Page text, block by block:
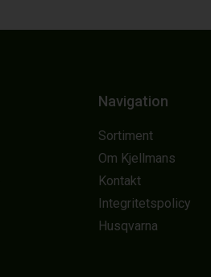
Navigation
Sortiment
Om Kjellmans
Kontakt
Integritetspolicy
Husqvarna